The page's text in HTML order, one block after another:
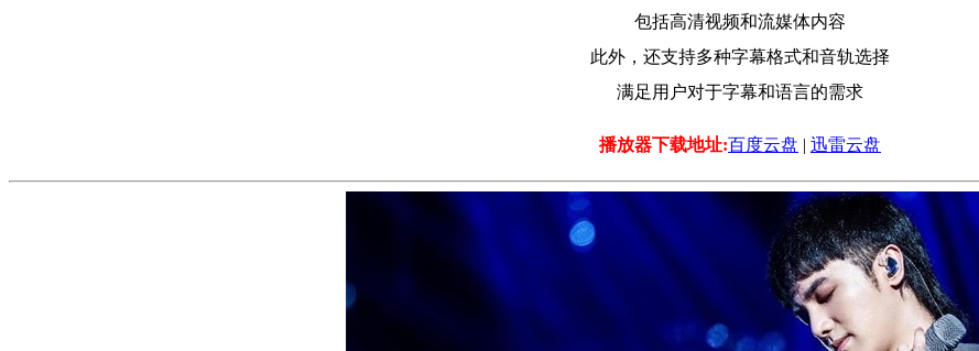
包括高清视频和流媒体内容
此外，还支持多种字幕格式和音轨选择
满足用户对于字幕和语言的需求
播放器下载地址:百度云盘 | 迅雷云盘